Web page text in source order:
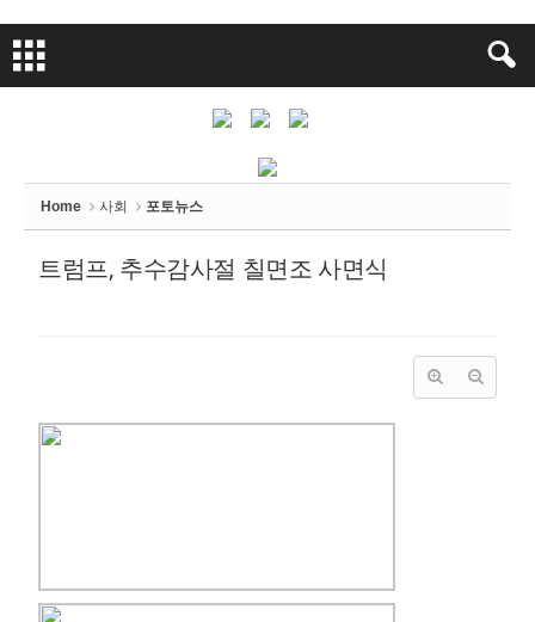
Home 사회 포토뉴스
트럼프, 추수감사절 칠면조 사면식
스케치북5
스케치북5